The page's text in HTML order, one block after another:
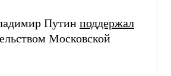
Путин поддержал
Московской